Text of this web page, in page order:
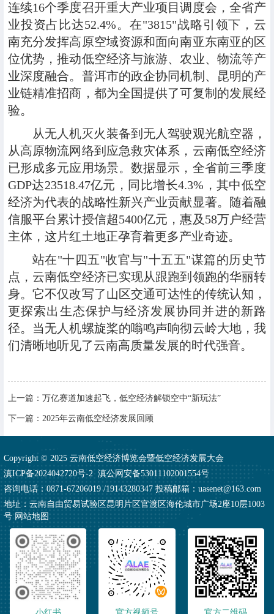
连续16个季度召开重大产业项目调度会，全省产
业投资占比达52.4%。在"3815"战略引领下，云
南充分发挥高原空域资源和面向南亚东南亚的区
位优势，推动低空经济与旅游、农业、物流等产
业深度融合。普洱市的政企协同机制、昆明的产
业链精准招商，都为全国提供了可复制的发展经
验。
从无人机灭火装备到无人驾驶观光航空器，
从高原物流网络到应急救灾体系，云南低空经济
已形成多元应用场景。数据显示，全省前三季度
GDP达23518.47亿元，同比增长4.3%，其中低空
经济为代表的战略性新兴产业贡献显著。随着融
信服平台累计授信超5400亿元，惠及58万户经营
主体，这片红土地正孕育着更多产业奇迹。
站在"十四五"收官与"十五五"谋篇的历史节
点，云南低空经济已实现从跟跑到领跑的华丽转
身。它不仅改写了山区交通可达性的传统认知，
更探索出生态保护与经济发展协同并进的新路
径。当无人机螺旋桨的嗡鸣声响彻云岭大地，我
们清晰地听见了云南高质量发展的时代强音。
上一篇： 万亿赛道加速起飞，低空经济解锁空中“新玩法”
下一篇： 2025年云南低空经济发展回顾
Copyright © 2025 云南低空经济博览会暨低空经济发展大会
滇ICP备2024042720号-2滇公网安备53011102001554号
咨询电话：0871-67206019 /19143280347 投稿邮箱：uasenet@163.com
地址：云南自由贸易试验区昆明片区官渡区海伦城市广场2座10层1003
号网站地图